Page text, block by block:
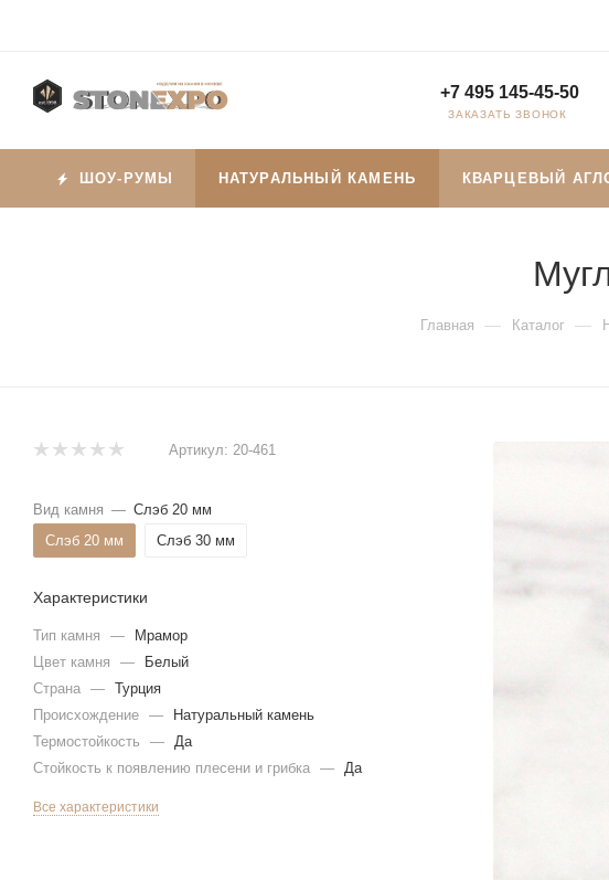
+7 495 145-45-50
ЗАКАЗАТЬ ЗВОНОК
ШОУ-РУМЫ НАТУРАЛЬНЫЙ КАМЕНЬ КВАРЦЕВЫЙ
Главная — Каталог —
Артикул: 20-461
Вид камня — Слэб 20 мм
Слэб 20 мм
Слэб 30 мм
Характеристики
Тип камня —
Мрамор
Цвет камня
—
Белый
Страна — Турция
Происхождение —
Натуральный камень
Термостойкость
—
Да
Стойкость к появлению плесени и грибка — Да
Все характеристики